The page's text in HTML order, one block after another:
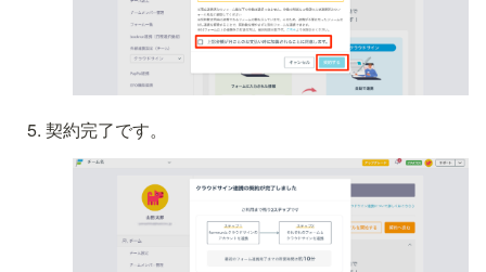
契約完了です。